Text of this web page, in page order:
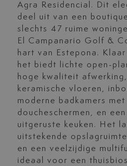
Agra Residencial. Dit
deel uit van een
slechts 47 ruime
El Campanario Golf &
hart van Estepona.
het biedt lichte open-
hoge kwaliteit
keramische vloeren,
moderne badkamers met
doucheschermen, en
uitgeruste keuken. Het
uitstekende
en een veelzijdige
ideaal voor een